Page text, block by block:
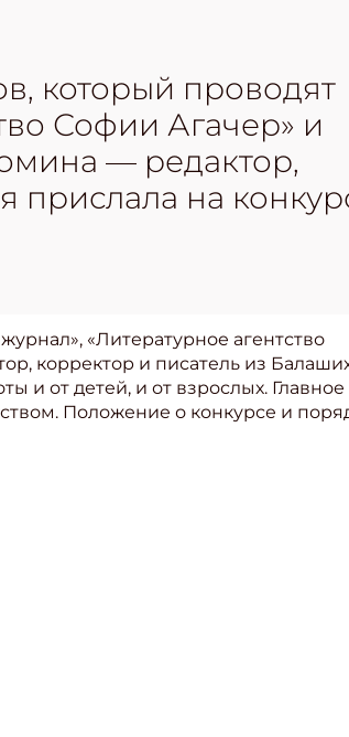
который проводят
Софии Агачер» и
— редактор,
прислала на
«Литературное агентство
корректор и писатель из
и от детей, и от взрослых. Главное
Положение о конкурсе и